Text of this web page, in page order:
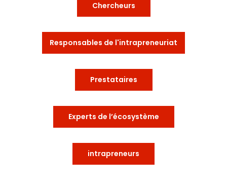
Chercheurs
Responsables de l'intrapreneuriat
Prestataires
Experts de l’écosystème
intrapreneurs